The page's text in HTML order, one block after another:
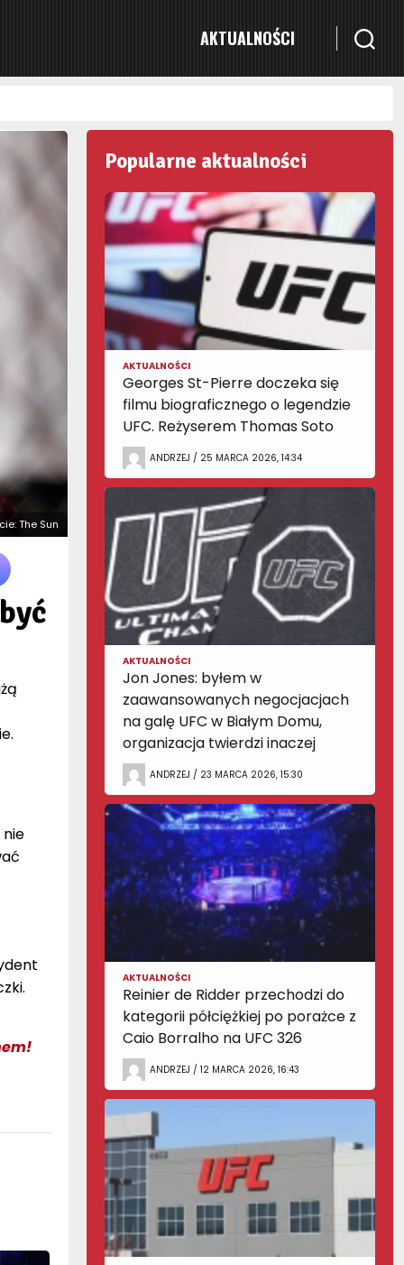
AKTUALNOŚCI
The Sun
Popularne aktualności
AKTUALNOŚCI
Georges St-Pierre doczeka się
filmu biograficznego o legendzie
UFC. Reżyserem Thomas Soto
ANDRZEJ / 25 MARCA 2026, 14:34
AKTUALNOŚCI
Jon Jones: byłem w
zaawansowanych negocjacjach
na galę UFC w Białym Domu,
organizacja twierdzi inaczej
ANDRZEJ / 23 MARCA 2026, 15:30
AKTUALNOŚCI
Reinier de Ridder przechodzi do
kategorii półciężkiej po porażce z
Caio Borralho na UFC 326
ANDRZEJ / 12 MARCA 2026, 16:43